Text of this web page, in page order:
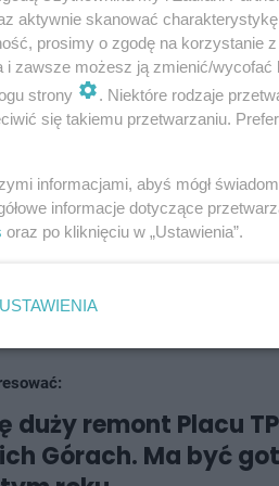
co wydatnie
w tej części miasta -
Transportowym.
W mieście pojawiły się
nadano priorytet w
dofinansowana ze środków
Strategicznych. Na
duży remont Placu
Górach. Ma być
aktywnie skanować
prosimy o zgodę na korzystanie
i zawsze możesz ją zmienić/
strony
. Niektóre rodzaje
się takiemu przetwarzaniu.
informacjami, abyś mógł
informacje dotyczące
oraz po kliknięciu w „Ustawienia”.
USTAWIENIA